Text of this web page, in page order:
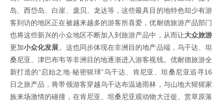
岛、西岱岛、白崖、庞贝、龙达等，这些最具目的地特色却少有游
客到访的地区正在被越来越多的游客所喜爱，优耐德旅游产品部门
也将这些新兴的小众地区不断加入到旅游产品中，从而让大众旅游
更加小众化发展。这也同步体现在非洲目的地产品端，乌干达、坦
桑尼亚、津巴布韦等非洲目的地逐渐进入游客视线。优耐德旅游全
新打造的“启始之地·秘密猩球”乌干达、肯尼亚、坦桑尼亚追寻16
日之旅产品，将带领游客穿越乌干达布温迪雨林，与山地大猩猩家
族来场激情的碰撞，在肯尼亚、坦桑尼亚观动物大迁徙、赏草原落